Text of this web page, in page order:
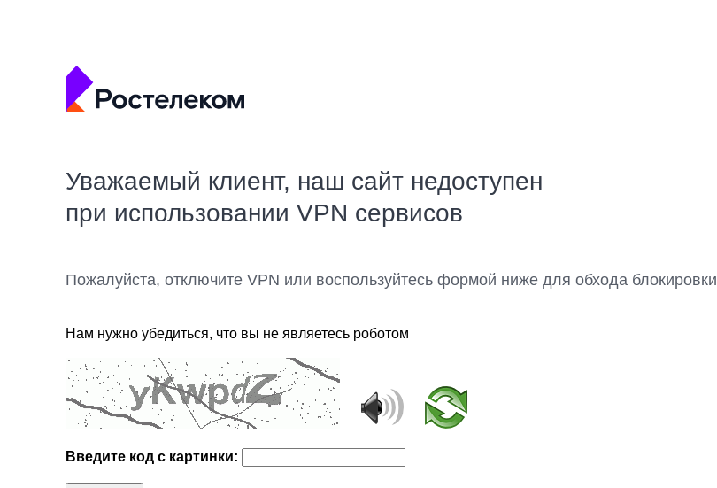
Уважаемый клиент, наш сайт недоступен
при использовании VPN сервисов
Пожалуйста, отключите VPN или воспользуйтесь формой ниже для обхода блокировки
Нам нужно убедиться, что вы не являетесь роботом
Введите код с картинки: